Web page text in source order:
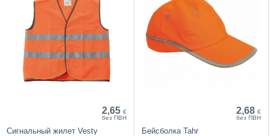
2,65 €
без ПВН
Сигнальный жилет Vesty
2,68 €
без ПВН
Бейсболка Tahr